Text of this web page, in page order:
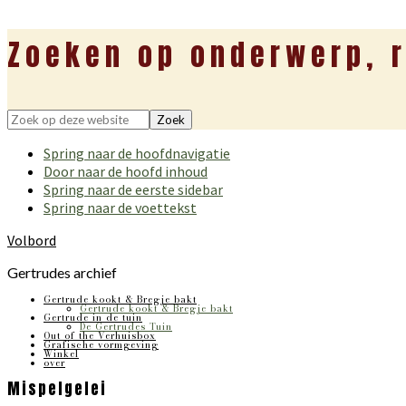
Zoeken op onderwerp,
Zoek
deze
website
Spring naar de hoofdnavigatie
Door naar de hoofd inhoud
Spring naar de eerste sidebar
Spring naar de voettekst
Volbord
Gertrudes archief
Gertrude kookt & Bregje bakt
Gertrude kookt & Bregje bakt
Gertrude in de tuin
De Gertrudes Tuin
Out of the Verhuisbox
Grafische vormgeving
Winkel
over
Mispelgelei